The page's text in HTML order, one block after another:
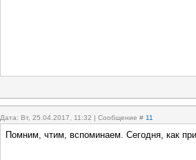
Дата: Вт, 25.04.2017, 11:32 | Сообщение # 11
Помним, чтим, вспоминаем. Сегодня, как